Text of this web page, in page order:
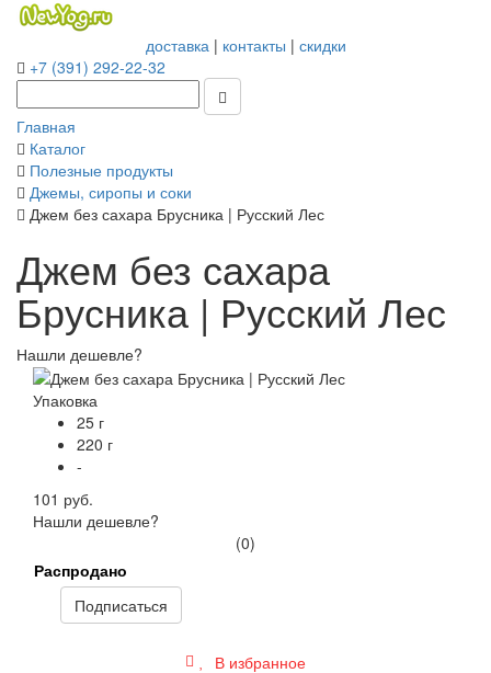
доставка| контакты | скидки
+7 (391) 292-22-32
Главная
Каталог
Полезные продукты
Джемы, сиропы и соки
Джем без сахара Брусника | Русский Лес
Джем без сахара
Брусника | Русский Лес
Нашли дешевле?
Упаковка
25 г
220 г
-
101 руб.
Нашли дешевле?
(0)
Распродано
Подписаться
В избранное